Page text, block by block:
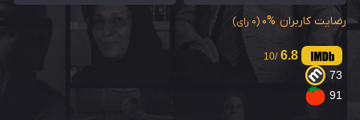
رضایت کاربران 0% (0 رای)
6.8
/10
73
91